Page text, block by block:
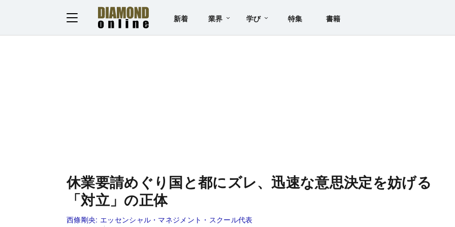
新着 業界 学び 特集 書籍
休業要請めぐり国と都にズレ、迅速な意思決定を妨げる
「対立」の正体
西條剛央: エッセンシャル・マネジメント・スクール代表